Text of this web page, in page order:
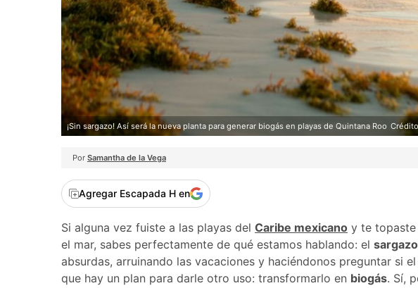
¡Sin sargazo! Así será la nueva planta para generar biogás en playas de Quintana Roo
Por Samantha de la Vega
Agregar Escapada H en
Si alguna vez fuiste a las playas del Caribe mexicano y te topaste
el mar, sabes perfectamente de qué estamos hablando: el sargazo
absurdas, arruinando las vacaciones y haciéndonos preguntar si
que hay un plan para darle otro uso: transformarlo en biogás. Sí,